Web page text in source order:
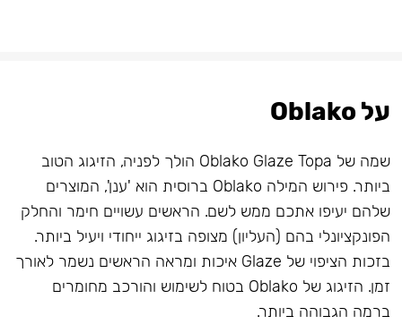
על Oblako
שמה של Oblako Glaze Topa הולך לפניה, הזיגוג הטוב
ביותר. פירוש המילה Oblako ברוסית הוא 'ענן', המוצרים
שלהם יעיפו אתכם ממש לשם. הראשים עשויים חימר והחלק
הפונקציונלי בהם (העליון) מצופה בזיגוג ייחודי ויעיל ביותר.
בזכות הציפוי של Glaze איכות ומראה הראשים נשמר לאורך
זמן. הזיגוג של Oblako בטוח לשימוש והורכב מחומרים
ברמה הגבוהה ביותר.